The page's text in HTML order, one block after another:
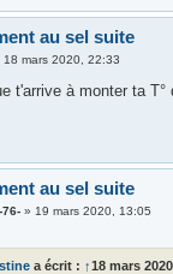
au sel suite
18 mars 2020, 22:33
t'arrive à monter ta
au sel suite
»19 mars 2020, 13:05
a écrit : ↑18 mars